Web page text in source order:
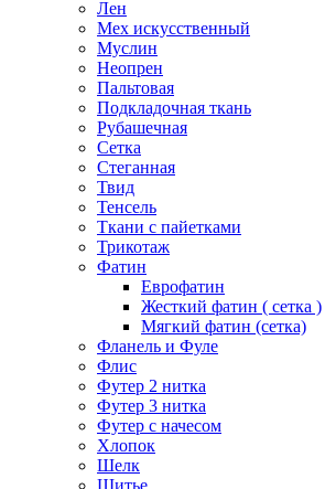
Лен
Мех искусственный
Муслин
Неопрен
Пальтовая
Подкладочная ткань
Рубашечная
Сетка
Стеганная
Твид
Тенсель
Ткани с пайетками
Трикотаж
Фатин
Еврофатин
Жесткий фатин ( сетка )
Мягкий фатин (сетка)
Фланель и Фуле
Флис
Футер 2 нитка
Футер 3 нитка
Футер с начесом
Хлопок
Шелк
Шитье